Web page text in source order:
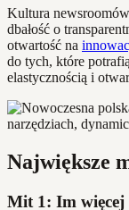
Kultura
dbałość o
otwartość na
do tych, które
elastycznością i
Największe
Mit 1: Im więcej